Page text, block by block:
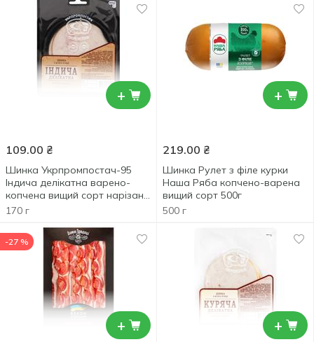
+
109.00 ₴
Шинка Укрпромпостач-95
Індича делікатна варено-
копчена вищий сорт нарізана
170г
170 г
+
219.00 ₴
Шинка Рулет з філе курки
Наша Ряба копчено-варена
вищий сорт 500г
500 г
+
-27 %
+